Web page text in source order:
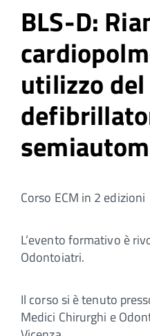
BLS-D:
utilizzo del
Corso ECM in 2 edizioni
L’evento formativo è
Odontoiatri.
Il corso si è tenuto
Medici Chirurghi e